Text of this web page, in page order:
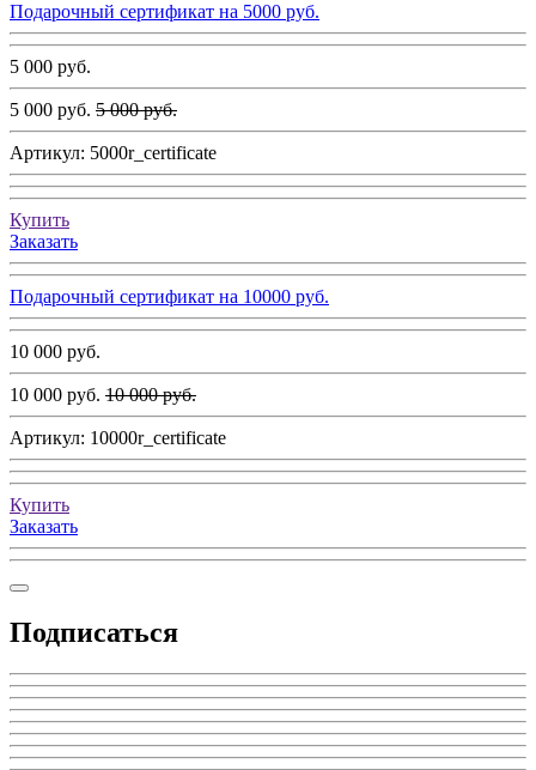
Подарочный сертификат на 5000 руб.
5 000 руб.
5 000 руб. 5 000 руб.
Артикул: 5000r_certificate
Купить
Заказать
Подарочный сертификат на 10000 руб.
10 000 руб.
10 000 руб. 10 000 руб.
Артикул: 10000r_certificate
Купить
Заказать
Подписаться